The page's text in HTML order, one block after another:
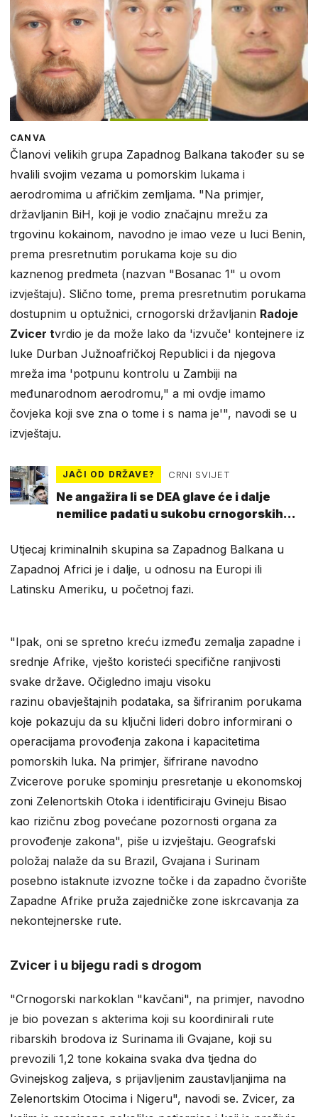
CANVA
Članovi velikih grupa Zapadnog Balkana također su se
hvalili svojim vezama u pomorskim lukama i
aerodromima u afričkim zemljama. "Na primjer,
državljanin BiH, koji je vodio značajnu mrežu za
trgovinu kokainom, navodno je imao veze u luci Benin,
prema presretnutim porukama koje su dio
kaznenog predmeta (nazvan "Bosanac 1" u ovom
izvještaju). Slično tome, prema presretnutim porukama
dostupnim u optužnici, crnogorski državljanin Radoje
Zvicer tvrdio je da može lako da 'izvuče' kontejnere iz
luke Durban Južnoafričkoj Republici i da njegova
mreža ima 'potpunu kontrolu u Zambiji na
međunarodnom aerodromu," a mi ovdje imamo
čovjeka koji sve zna o tome i s nama je'", navodi se u
izvještaju.
JAČI OD DRŽAVE? CRNI SVIJET
Ne angažira li se DEA glave će i dalje
nemilice padati u sukobu crnogorskih
Utjecaj kriminalnih skupina sa Zapadnog Balkana u
Zapadnoj Africi je i dalje, u odnosu na Europi ili
Latinsku Ameriku, u početnoj fazi.
"Ipak, oni se spretno kreću između zemalja zapadne i
srednje Afrike, vješto koristeći specifične ranjivosti
svake države. Očigledno imaju visoku
razinu obavještajnih podataka, sa šifriranim porukama
koje pokazuju da su ključni lideri dobro informirani o
operacijama provođenja zakona i kapacitetima
pomorskih luka. Na primjer, šifrirane navodno
Zvicerove poruke spominju presretanje u ekonomskoj
zoni Zelenortskih Otoka i identificiraju Gvineju Bisao
kao rizičnu zbog povećane pozornosti organa za
provođenje zakona", piše u izvještaju. Geografski
položaj nalaže da su Brazil, Gvajana i Surinam
posebno istaknute izvozne točke i da zapadno čvorište
Zapadne Afrike pruža zajedničke zone iskrcavanja za
nekontejnerske rute.
Zvicer i u bijegu radi s drogom
"Crnogorski narkoklan "kavčani", na primjer, navodno
je bio povezan s akterima koji su koordinirali rute
ribarskih brodova iz Surinama ili Gvajane, koji su
prevozili 1,2 tone kokaina svaka dva tjedna do
Gvinejskog zaljeva, s prijavljenim zaustavljanjima na
Zelenortskim Otocima i Nigeru", navodi se. Zvicer, za